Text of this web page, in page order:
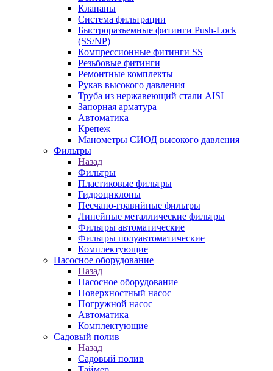
Клапаны
Система фильтрации
Быстроразъемные фитинги Push-Lock
(SS/NP)
Компрессионные фитинги SS
Резьбовые фитинги
Ремонтные комплекты
Рукав высокого давления
Труба из нержавеющий стали AISI
Запорная арматура
Автоматика
Крепеж
Манометры СИОД высокого давления
Фильтры
Назад
Фильтры
Пластиковые фильтры
Гидроциклоны
Песчано-гравийные фильтры
Линейные металлические фильтры
Фильтры автоматические
Фильтры полуавтоматические
Комплектующие
Насосное оборудование
Назад
Насосное оборудование
Поверхностный насос
Погружной насос
Автоматика
Комплектующие
Садовый полив
Назад
Садовый полив